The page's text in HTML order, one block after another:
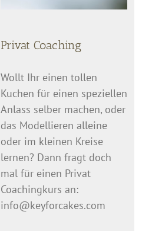
Privat Coaching
Wollt Ihr einen tollen
Kuchen für einen speziellen
Anlass selber machen, oder
das Modellieren alleine
oder im kleinen Kreise
lernen? Dann fragt doch
mal für einen Privat
Coachingkurs an:
info@keyforcakes.com